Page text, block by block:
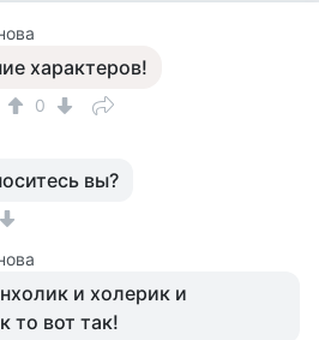
характеров!
0
вы?
и холерик и
то вот так!